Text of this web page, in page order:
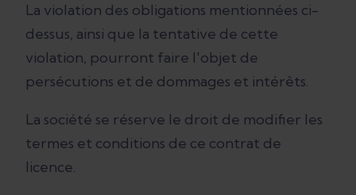
La violation des obligations mentionnées ci-
dessus, ainsi que la tentative de cette
violation, pourront faire l'objet de
persécutions et de dommages et intérêts.
La société se réserve le droit de modifier les
termes et conditions de ce contrat de
licence.